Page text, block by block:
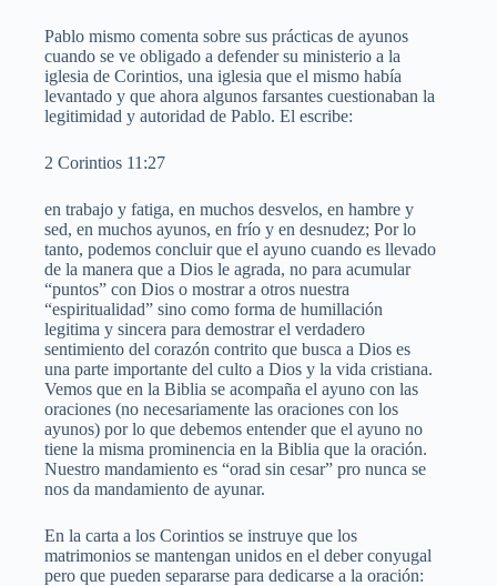
Pablo mismo comenta sobre sus prácticas de ayunos
cuando se ve obligado a defender su ministerio a la
iglesia de Corintios, una iglesia que el mismo había
levantado y que ahora algunos farsantes cuestionaban la
legitimidad y autoridad de Pablo. El escribe:
2 Corintios 11:27
en trabajo y fatiga, en muchos desvelos, en hambre y
sed, en muchos ayunos, en frío y en desnudez; Por lo
tanto, podemos concluir que el ayuno cuando es llevado
de la manera que a Dios le agrada, no para acumular
“puntos” con Dios o mostrar a otros nuestra
“espiritualidad” sino como forma de humillación
legitima y sincera para demostrar el verdadero
sentimiento del corazón contrito que busca a Dios es
una parte importante del culto a Dios y la vida cristiana.
Vemos que en la Biblia se acompaña el ayuno con las
oraciones (no necesariamente las oraciones con los
ayunos) por lo que debemos entender que el ayuno no
tiene la misma prominencia en la Biblia que la oración.
Nuestro mandamiento es “orad sin cesar” pro nunca se
nos da mandamiento de ayunar.
En la carta a los Corintios se instruye que los
matrimonios se mantengan unidos en el deber conyugal
pero que pueden separarse para dedicarse a la oración: